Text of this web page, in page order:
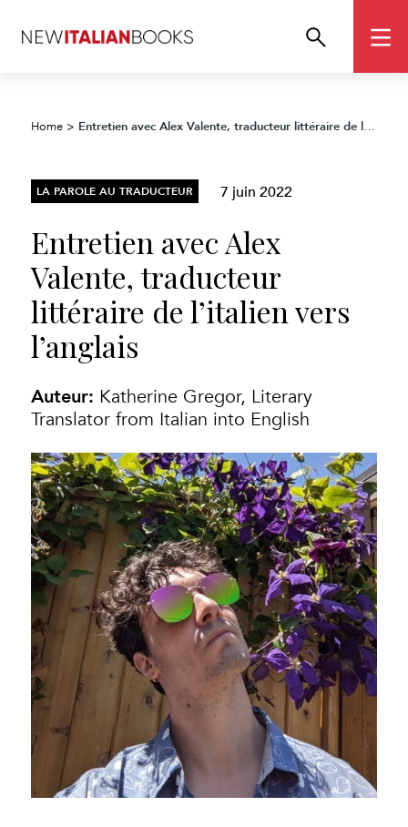
Home > Entretien avec Alex Valente, traducteur littéraire de l’italien vers l’anglais
LA PAROLE AU TRADUCTEUR 7 juin 2022
Entretien avec Alex
Valente, traducteur
littéraire de l’italien vers
l’anglais
Auteur: Katherine Gregor, Literary
Translator from Italian into English